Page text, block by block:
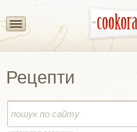
Рецепти